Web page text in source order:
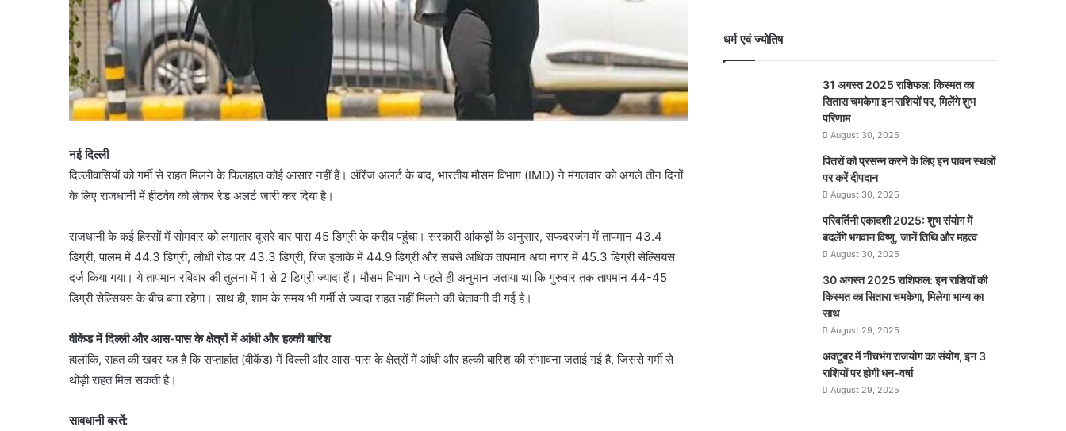
नई दिल्ली
दिल्लीवासियों को गर्मी से राहत मिलने के फिलहाल कोई आसार नहीं हैं। ऑरेंज अलर्ट के बाद, भारतीय मौसम विभाग (IMD) ने मंगलवार को अगले तीन दिनों
के लिए राजधानी में हीटवेव को लेकर रेड अलर्ट जारी कर दिया है।
राजधानी के कई हिस्सों में सोमवार को लगातार दूसरे बार पारा 45 डिग्री के करीब पहुंचा। सरकारी आंकड़ों के अनुसार, सफदरजंग में तापमान 43.4
डिग्री, पालम में 44.3 डिग्री, लोधी रोड पर 43.3 डिग्री, रिज इलाके में 44.9 डिग्री और सबसे अधिक तापमान अया नगर में 45.3 डिग्री सेल्सियस
दर्ज किया गया। ये तापमान रविवार की तुलना में 1 से 2 डिग्री ज्यादा हैं। मौसम विभाग ने पहले ही अनुमान जताया था कि गुरुवार तक तापमान 44-45
डिग्री सेल्सियस के बीच बना रहेगा। साथ ही, शाम के समय भी गर्मी से ज्यादा राहत नहीं मिलने की चेतावनी दी गई है।
वीकेंड में दिल्ली और आस-पास के क्षेत्रों में आंधी और हल्की बारिश
हालांकि, राहत की खबर यह है कि सप्ताहांत (वीकेंड) में दिल्ली और आस-पास के क्षेत्रों में आंधी और हल्की बारिश की संभावना जताई गई है, जिससे गर्मी से
थोड़ी राहत मिल सकती है।
सावधानी बरतें:
धर्म एवं ज्योतिष
31 अगस्त 2025 राशिफल: किस्मत का
सितारा चमकेगा इन राशियों पर, मिलेंगे शुभ
परिणाम
August 30, 2025
पितरों को प्रसन्न करने के लिए इन पावन स्थलों
पर करें दीपदान
August 30, 2025
परिवर्तिनी एकादशी 2025: शुभ संयोग में
बदलेंगे भगवान विष्णु, जानें तिथि और महत्व
August 30, 2025
30 अगस्त 2025 राशिफल: इन राशियों की
किस्मत का सितारा चमकेगा, मिलेगा भाग्य का
साथ
August 29, 2025
अक्टूबर में नीचभंग राजयोग का संयोग, इन 3
राशियों पर होगी धन-वर्षा
August 29, 2025